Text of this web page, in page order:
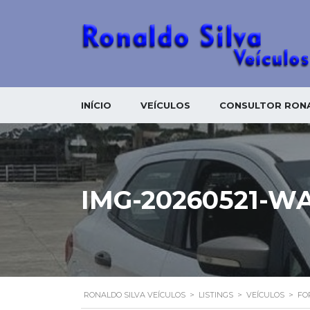
INÍCIO VEÍCULOS CONSULTOR
IMG-20260521-
RONALDO SILVA VEÍCULOS > LISTINGS > VEÍCULOS >